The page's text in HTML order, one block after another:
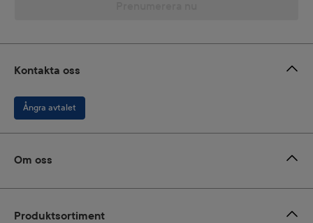
Kontakta oss
Ångra avtalet
Om oss
Produktsortiment